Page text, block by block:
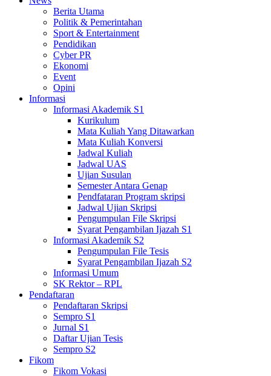
Berita Utama
Politik & Pemerintahan
Sport & Entertainment
Pendidikan
Cyber PR
Ekonomi
Event
Opini
Informasi
Informasi Akademik S1
Kurikulum
Mata Kuliah Yang Ditawarkan
Mata Kuliah Konversi
Jadwal Kuliah
Jadwal UAS
Ujian Susulan
Semester Antara Genap
Pendfataran Program skripsi
Jadwal Ujian Skripsi
Pengumpulan File Skripsi
Syarat Pengambilan Ijazah S1
Informasi Akademik S2
Pengumpulan File Tesis
Syarat Pengambilan Ijazah S2
Informasi Umum
SK Rektor – RPL
Pendaftaran
Pendaftaran Skripsi
Sempro S1
Jurnal S1
Daftar Ujian Tesis
Sempro S2
Fikom
Fikom Vokasi